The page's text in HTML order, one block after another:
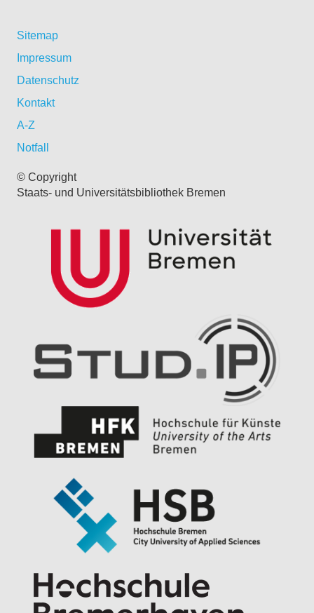
Sitemap
Impressum
Datenschutz
Kontakt
A-Z
Notfall
© Copyright
Staats- und Universitätsbibliothek Bremen